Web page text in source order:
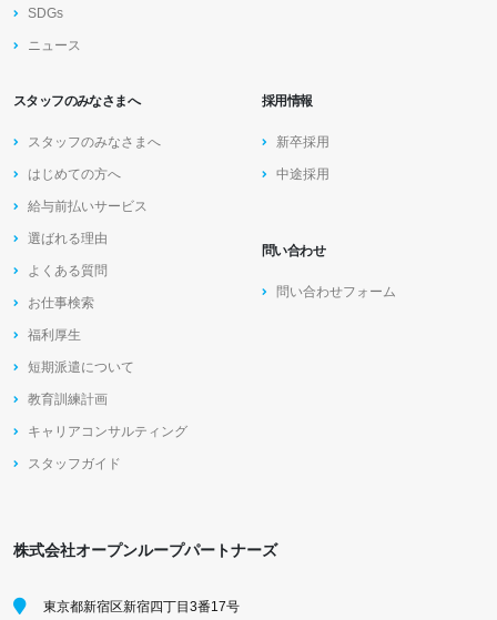
SDGs
ニュース
スタッフのみなさまへ
スタッフのみなさまへ
はじめての方へ
給与前払いサービス
選ばれる理由
よくある質問
お仕事検索
福利厚生
短期派遣について
教育訓練計画
キャリアコンサルティング
スタッフガイド
採用情報
新卒採用
中途採用
問い合わせ
問い合わせフォーム
株式会社オープンループパートナーズ
東京都新宿区新宿四丁目3番17号